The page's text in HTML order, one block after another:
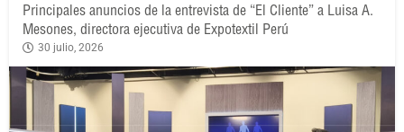
Principales anuncios de la entrevista de “El Cliente” a Luisa A.
Mesones, directora ejecutiva de Expotextil Perú
30 julio, 2026